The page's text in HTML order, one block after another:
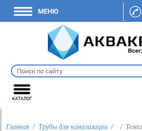
КАТАЛОГ
Главная Трубы для канализации